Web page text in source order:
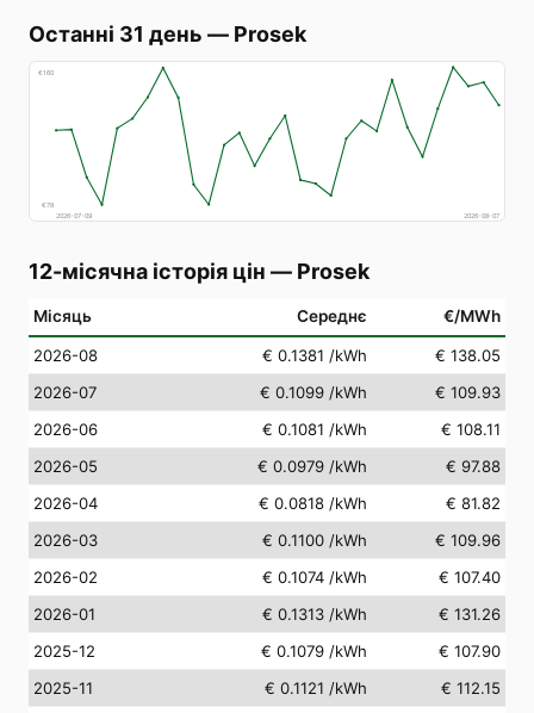
Останні 31 день — Prosek
€160
€78
2026-07-09
2026-08-07
12-місячна історія цін — Prosek
Місяць Середнє €/MWh
2026-08 € 0.1381 /kWh
€ 138.05
2026-07
€ 0.1099 /kWh
€ 109.93
2026-06
€ 0.1081 /kWh
€ 108.11
2026-05
€ 0.0979 /kWh
€ 97.88
2026-04
€ 0.0818 /kWh
€ 81.82
2026-03
€ 0.1100 /kWh
€ 109.96
2026-02
€ 0.1074 /kWh
€ 107.40
2026-01
€ 0.1313 /kWh
€ 131.26
2025-12
€ 0.1079 /kWh
€ 107.90
2025-11
€ 0.1121 /kWh
€ 112.15